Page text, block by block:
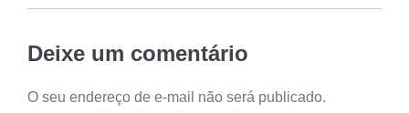
Deixe um comentário
O seu endereço de e-mail não será publicado.